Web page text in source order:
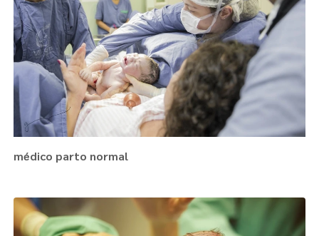
médico parto normal